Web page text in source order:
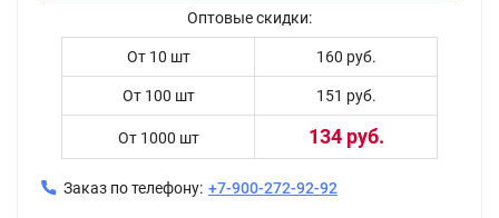
Оптовые скидки:
От 10 шт 160 руб.
От 100 шт 151 руб.
От 1000 шт 134 руб.
Заказ по телефону: +7-900-272-92-92